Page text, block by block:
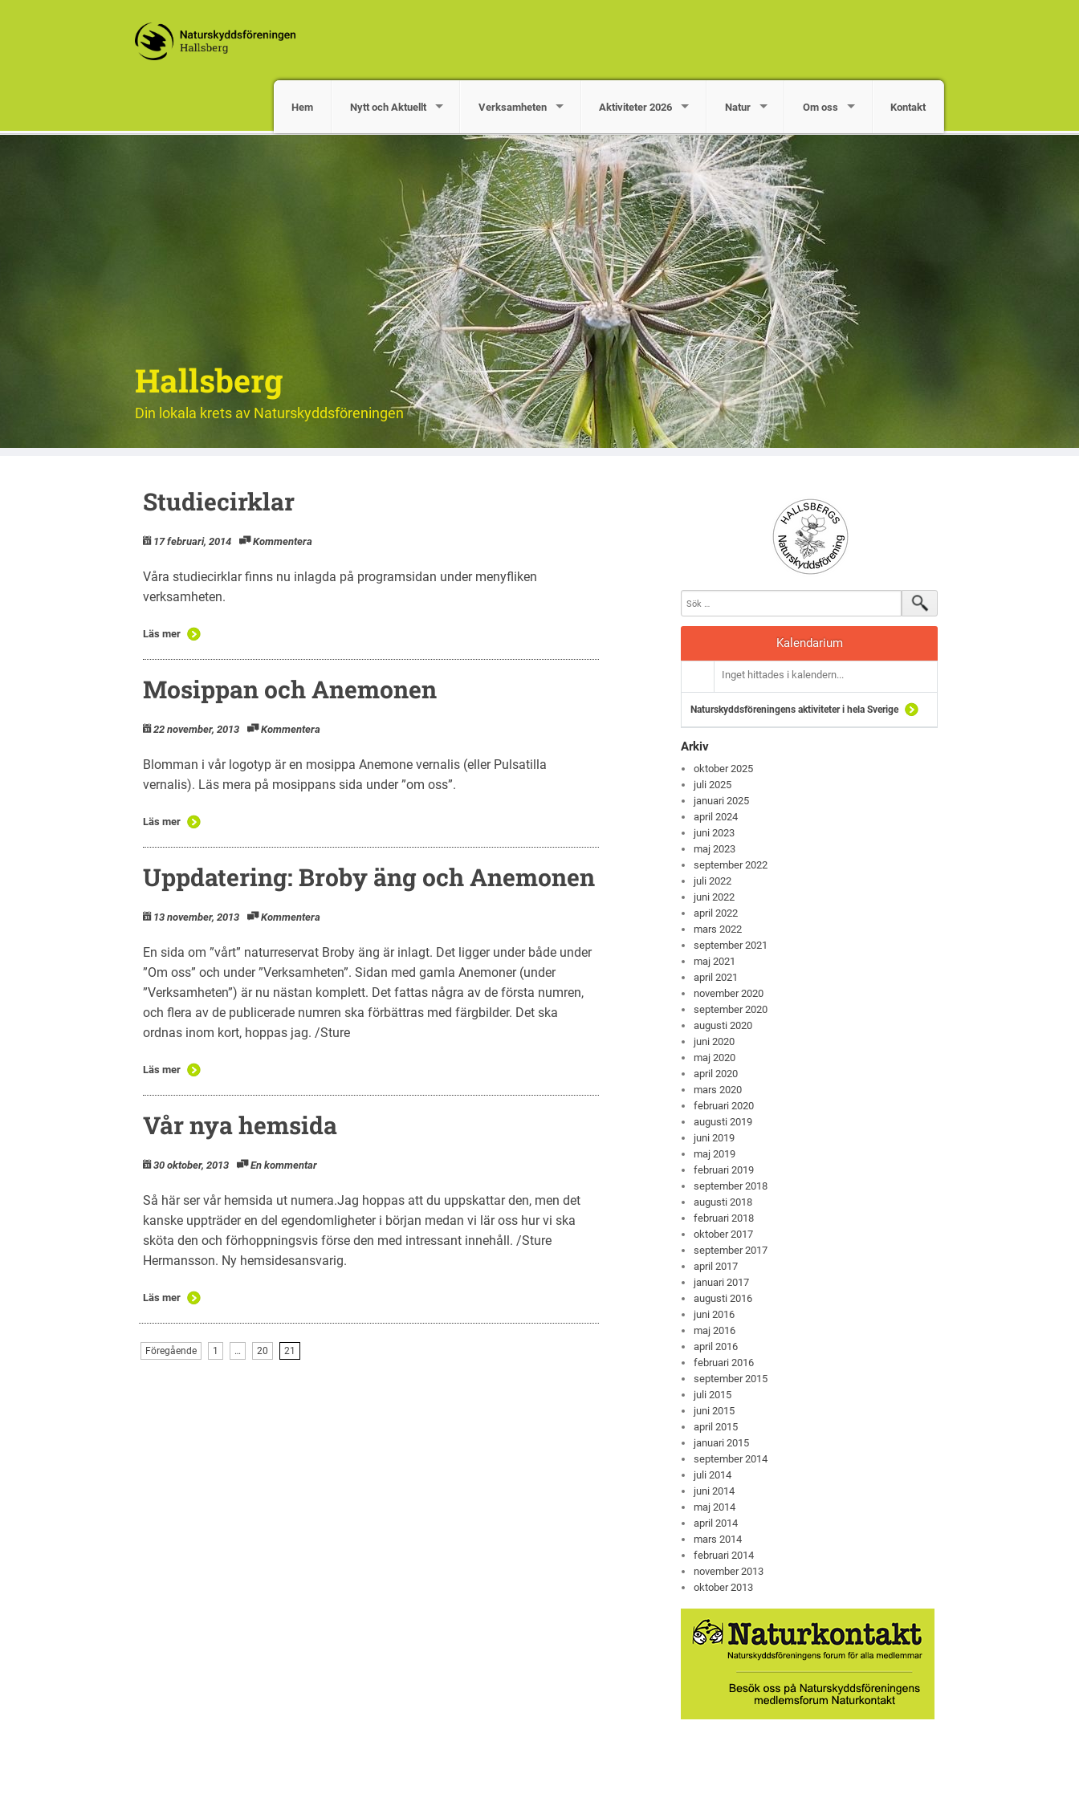
Hem Nytt och Aktuellt Verksamheten Aktiviteter 2026 Natur Om oss Kontakt
Hallsberg
Din lokala krets av Naturskyddsföreningen
Studiecirklar
17 februari, 2014 Kommentera
Våra studiecirklar finns nu inlagda på programsidan under menyfliken
verksamheten.
Läs mer
Mosippan och Anemonen
22 november, 2013 Kommentera
Blomman i vår logotyp är en mosippa Anemone vernalis (eller Pulsatilla
vernalis). Läs mera på mosippans sida under ”om oss”.
Läs mer
Uppdatering: Broby äng och Anemonen
13 november, 2013 Kommentera
En sida om ”vårt” naturreservat Broby äng är inlagt. Det ligger under både under
”Om oss” och under ”Verksamheten”. Sidan med gamla Anemoner (under
”Verksamheten”) är nu nästan komplett. Det fattas några av de första numren,
och flera av de publicerade numren ska förbättras med färgbilder. Det ska
ordnas inom kort, hoppas jag. /Sture
Läs mer
Vår nya hemsida
30 oktober, 2013 En kommentar
Så här ser vår hemsida ut numera.Jag hoppas att du uppskattar den, men det
kanske uppträder en del egendomligheter i början medan vi lär oss hur vi ska
sköta den och förhoppningsvis förse den med intressant innehåll. /Sture
Hermansson. Ny hemsidesansvarig.
Läs mer
Föregående 1 … 20 21
Kalendarium
Inget hittades i kalendern...
Naturskyddsföreningens aktiviteter i hela Sverige
Arkiv
oktober 2025
juli 2025
januari 2025
april 2024
juni 2023
maj 2023
september 2022
juli 2022
juni 2022
april 2022
mars 2022
september 2021
maj 2021
april 2021
november 2020
september 2020
augusti 2020
juni 2020
maj 2020
april 2020
mars 2020
februari 2020
augusti 2019
juni 2019
maj 2019
februari 2019
september 2018
augusti 2018
februari 2018
oktober 2017
september 2017
april 2017
januari 2017
augusti 2016
juni 2016
maj 2016
april 2016
februari 2016
september 2015
juli 2015
juni 2015
april 2015
januari 2015
september 2014
juli 2014
juni 2014
maj 2014
april 2014
mars 2014
februari 2014
november 2013
oktober 2013